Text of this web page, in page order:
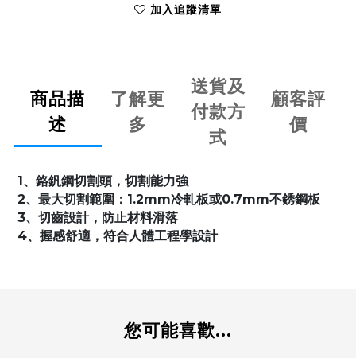
加入追蹤清單
商品描
述
了解更
多
送貨及
付款方
式
顧客評
價
1、 鉻釩鋼切割頭，切割能力強
2、最大切割範圍：1.2mm冷軋板或0.7mm不銹鋼板
3、切齒設計，防止材料滑落
4、握感舒適，符合人體工程學設計
您可能喜歡...